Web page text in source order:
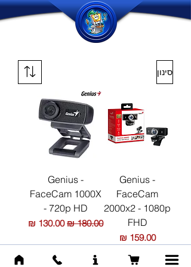
סינון
Genius -
FaceCam
2000x2 - 1080p
FHD
מחיר‏159.00 ‏₪
Genius -
FaceCam 1000X
- 720p HD
מחיר רגילמחיר מבצע